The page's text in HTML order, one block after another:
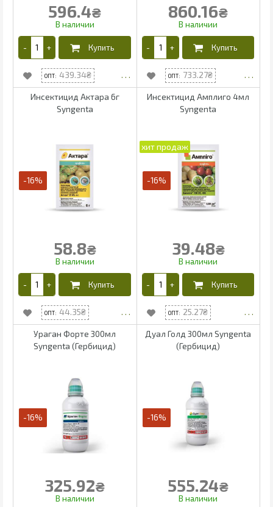
596.4₴
439.34
860.16₴
733.27
Инсектицид Актара 6г
Syngenta
-16%
58.8₴
44.35
Инсектицид Амплиго 4мл
Syngenta
-16%
39.48₴
25.27
Ураган Форте 300мл
Syngenta (Гербицид)
-16%
325.92₴
Дуал Голд 300мл Syngenta
(Гербицид)
-16%
555.24₴